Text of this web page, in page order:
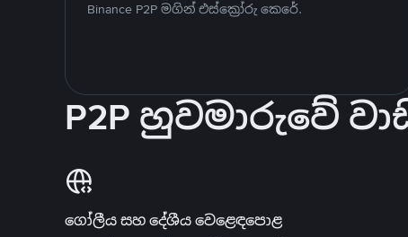
Binance P2P මගින් එස්ක්‍රෝරු කෙරේ.
P2P හුවමාරුවේ
ගෝලීය සහ දේශීය වෙළෙඳපොළ